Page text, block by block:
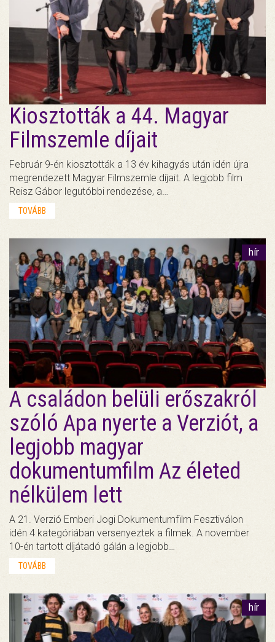
Kiosztották a 44. Magyar
Filmszemle díjait
Február 9-én kiosztották a 13 év kihagyás után idén újra
megrendezett Magyar Filmszemle díjait. A legjobb film
Reisz Gábor legutóbbi rendezése, a…
TOVÁBB
hír
A családon belüli erőszakról
szóló Apa nyerte a Verziót, a
legjobb magyar
dokumentumfilm Az életed
nélkülem lett
A 21. Verzió Emberi Jogi Dokumentumfilm Fesztiválon
idén 4 kategóriában versenyeztek a filmek. A november
10-én tartott díjátadó gálán a legjobb…
TOVÁBB
hír